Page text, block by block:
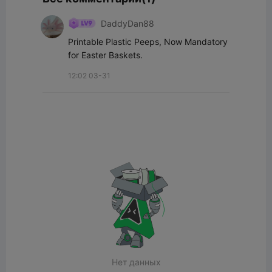
DaddyDan88
Printable Plastic Peeps, Now Mandatory
for Easter Baskets.
12:02 03-31
Нет данных